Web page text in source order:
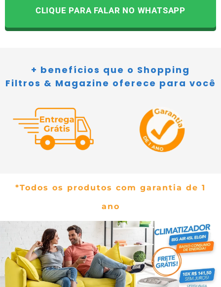
CLIQUE PARA FALAR NO WHATSAPP
+ benefícios que o Shopping
Filtros & Magazine oferece para você
*Todos os produtos com garantia de 1
ano